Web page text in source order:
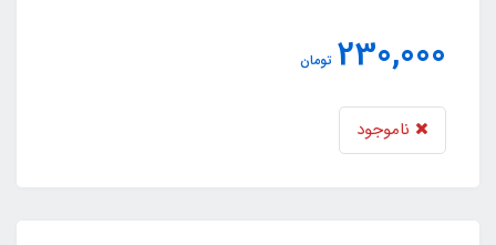
230,000 تومان
ناموجود